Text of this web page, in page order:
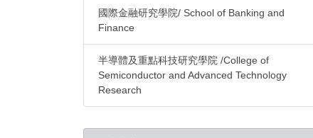
國際金融研究學院/ School of Banking and
Finance
半導體及重點科技研究學院 /College of
Semiconductor and Advanced Technology
Research